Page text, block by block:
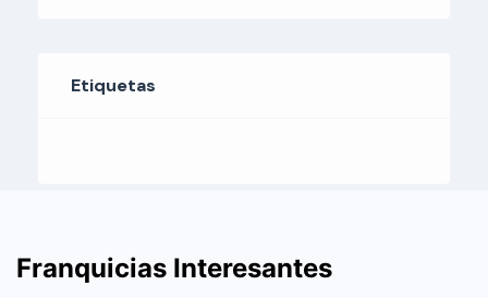
Etiquetas
Franquicias Interesantes